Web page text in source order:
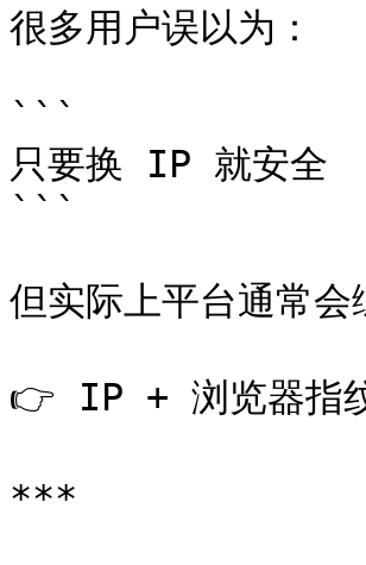
很多用户误以为：
```
只要换 IP 就安全
```
但实际上平台通常会
👉 IP + 浏览器指
***